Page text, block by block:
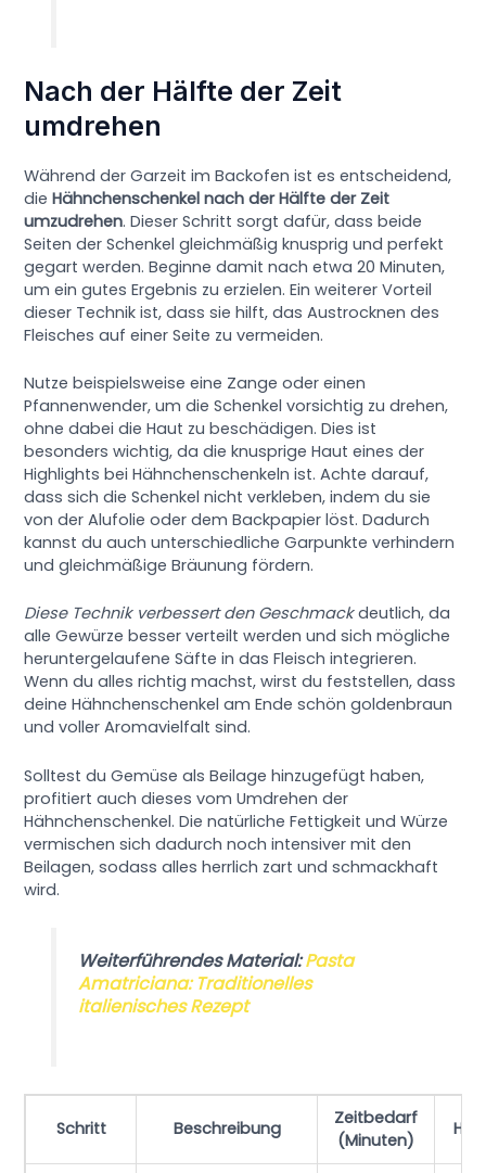
Nach der Hälfte der Zeit
umdrehen
Während der Garzeit im Backofen ist es entscheidend,
dieHähnchenschenkel nach der Hälfte der Zeit
umzudrehen. Dieser Schritt sorgt dafür, dass beide
Seiten der Schenkel gleichmäßig knusprig und perfekt
gegart werden. Beginne damit nach etwa 20 Minuten,
um ein gutes Ergebnis zu erzielen. Ein weiterer Vorteil
dieser Technik ist, dass sie hilft, das Austrocknen des
Fleisches auf einer Seite zu vermeiden.
Nutze beispielsweise eine Zange oder einen
Pfannenwender, um die Schenkel vorsichtig zu drehen,
ohne dabei die Haut zu beschädigen. Dies ist
besonders wichtig, da die knusprige Haut eines der
Highlights bei Hähnchenschenkeln ist. Achte darauf,
dass sich die Schenkel nicht verkleben, indem du sie
von der Alufolie oder dem Backpapier löst. Dadurch
kannst du auch unterschiedliche Garpunkte verhindern
und gleichmäßige Bräunung fördern.
Diese Technik verbessert den Geschmackdeutlich, da
alle Gewürze besser verteilt werden und sich mögliche
heruntergelaufene Säfte in das Fleisch integrieren.
Wenn du alles richtig machst, wirst du feststellen, dass
deine Hähnchenschenkel am Ende schön goldenbraun
und voller Aromavielfalt sind.
Solltest du Gemüse als Beilage hinzugefügt haben,
profitiert auch dieses vom Umdrehen der
Hähnchenschenkel. Die natürliche Fettigkeit und Würze
vermischen sich dadurch noch intensiver mit den
Beilagen, sodass alles herrlich zart und schmackhaft
wird.
Weiterführendes Material:Pasta
Amatriciana: Traditionelles
italienisches Rezept
Schritt Beschreibung
Zeitbedarf
(Minuten)